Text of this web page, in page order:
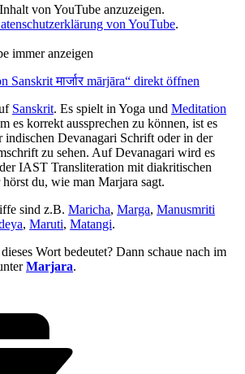
von YouTube anzuzeigen.
von YouTube.
immer anzeigen
Sanskrit मार्जार mārjāra“ direkt öffnen
Sanskrit. Es spielt in Yoga und Meditation
es korrekt aussprechen zu können, ist es
indischen Devanagari Schrift oder in der
zu sehen. Auf Devanagari wird es
der IAST Transliteration mit diakritischen
du, wie man Marjara sagt.
sind z.B. Maricha, Marga, Manusmriti
, Maruti, Matangi.
Wort bedeutet? Dann schaue nach im
Marjara.